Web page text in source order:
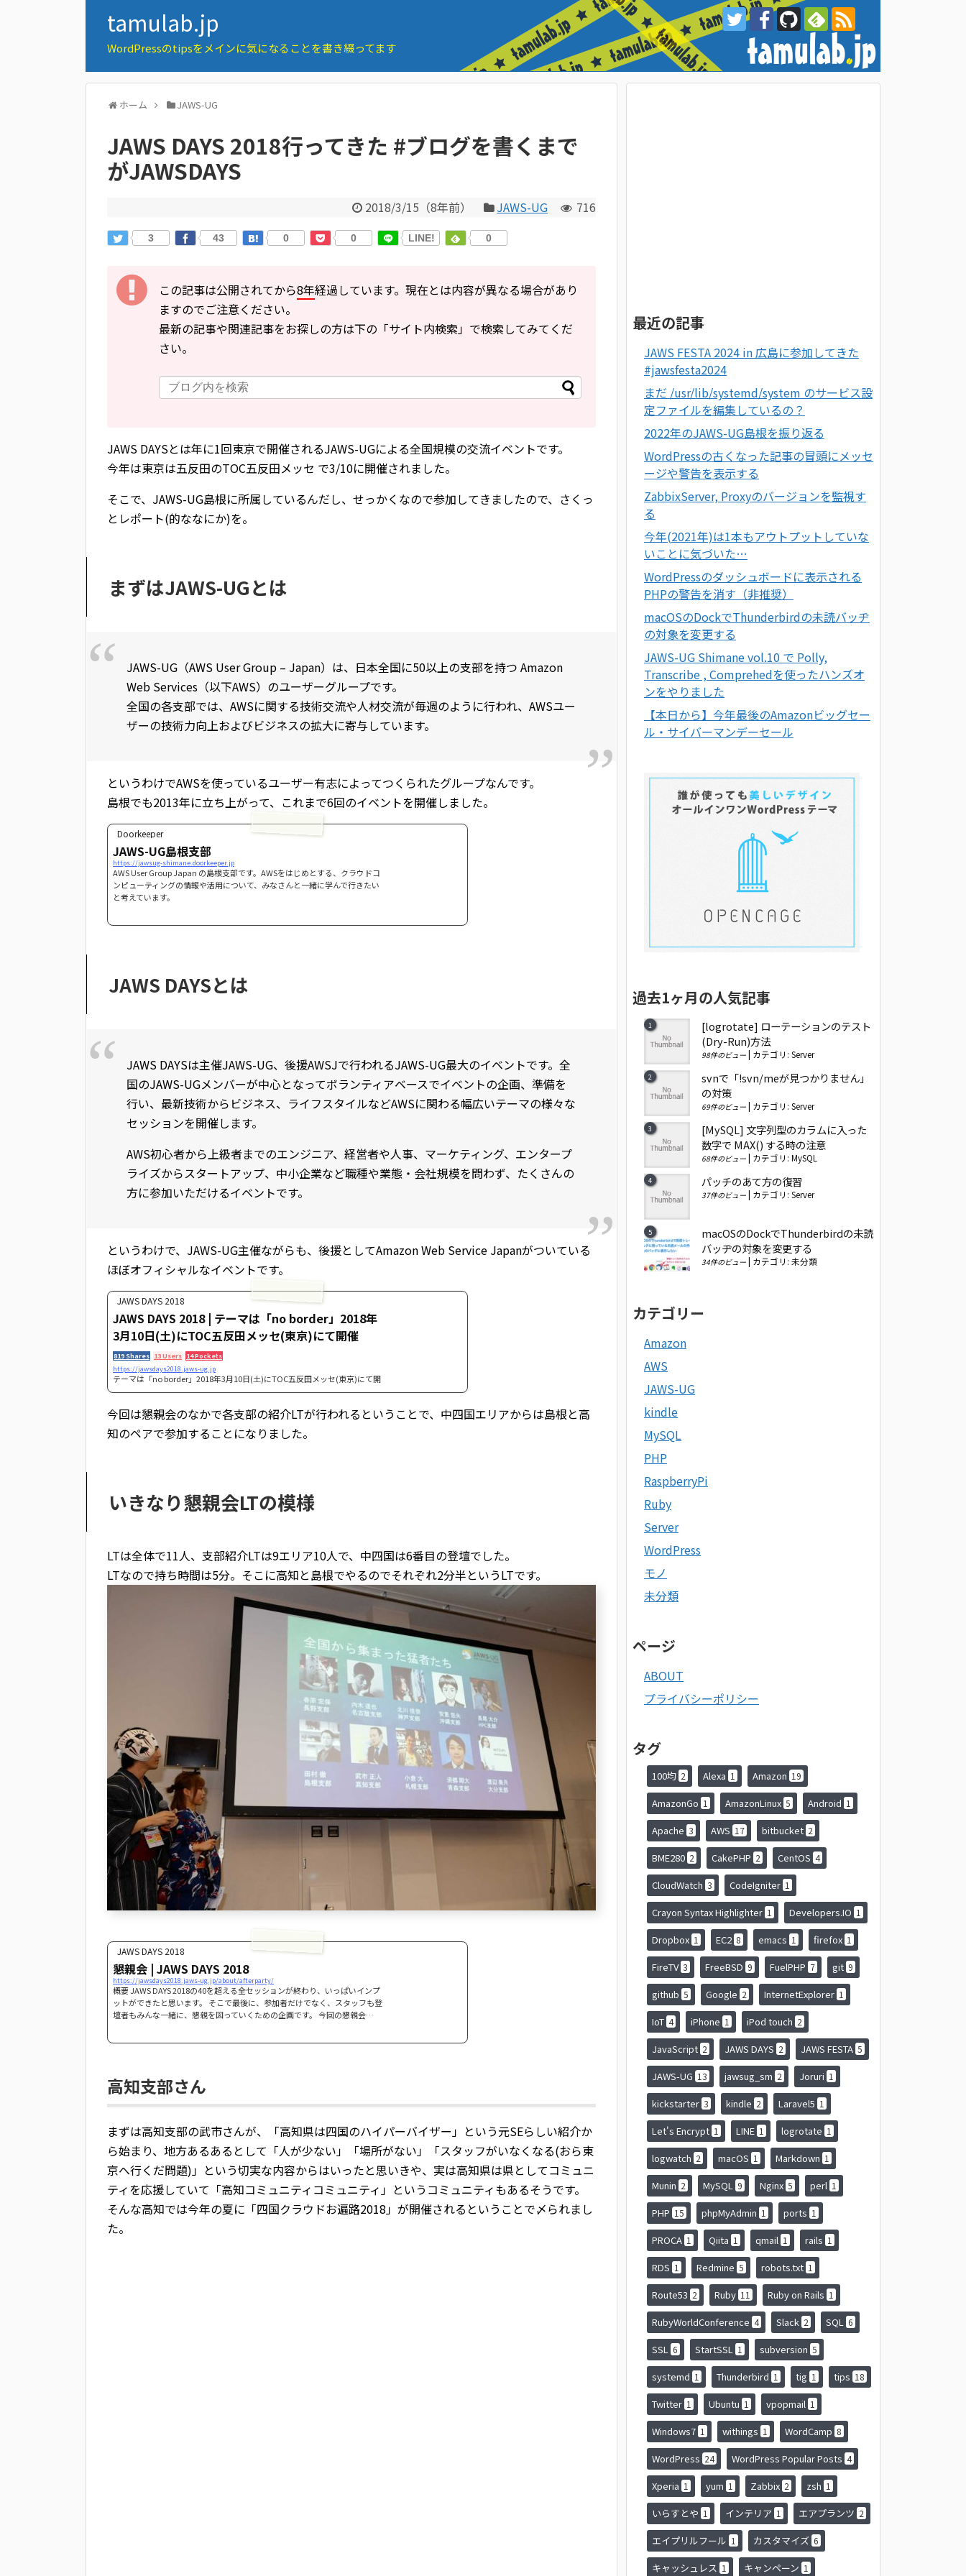
tamulab.jp
WordPressのtipsをメインに気になることを書き綴ってます
ホーム JAWS-UG
JAWS DAYS 2018行ってきた #ブログを書くまで
がJAWSDAYS
2018/3/15 （8年前） JAWS-UG 716
3 43 0 0 LINE! 0
この記事は公開されてから8年経過しています。現在とは内容が異なる場合があり
ますのでご注意ください。
最新の記事や関連記事をお探しの方は下の「サイト内検索」で検索してみてくだ
さい。
JAWS DAYSとは年に1回東京で開催されるJAWS-UGによる全国規模の交流イベントです。
今年は東京は五反田のTOC五反田メッセ で3/10に開催されました。
そこで、JAWS-UG島根に所属しているんだし、せっかくなので参加してきましたので、さくっ
とレポート(的ななにか)を。
まずはJAWS-UGとは
JAWS-UG（AWS User Group – Japan）は、日本全国に50以上の支部を持つ Amazon
Web Services（以下AWS）のユーザーグループです。
全国の各支部では、AWSに関する技術交流や人材交流が毎週のように行われ、AWSユー
ザーの技術力向上およびビジネスの拡大に寄与しています。
というわけでAWSを使っているユーザー有志によってつくられたグループなんです。
島根でも2013年に立ち上がって、これまで6回のイベントを開催しました。
Doorkeeper
JAWS-UG島根支部
https://jawsug-shimane.doorkeeper.jp
AWS User Group Japan の島根支部です。AWSをはじめとする、クラウドコ
ンピューティングの情報や活用について、みなさんと一緒に学んで行きたい
と考えています。
JAWS DAYSとは
JAWS DAYSは主催JAWS-UG、後援AWSJで行われるJAWS-UG最大のイベントです。全
国のJAWS-UGメンバーが中心となってボランティアベースでイベントの企画、準備を
行い、最新技術からビジネス、ライフスタイルなどAWSに関わる幅広いテーマの様々な
セッションを開催します。
AWS初心者から上級者までのエンジニア、経営者や人事、マーケティング、エンタープ
ライズからスタートアップ、中小企業など職種や業態・会社規模を問わず、たくさんの
方に参加いただけるイベントです。
というわけで、JAWS-UG主催ながらも、後援としてAmazon Web Service Japanがついている
ほぼオフィシャルなイベントです。
JAWS DAYS 2018
JAWS DAYS 2018 | テーマは「no border」2018年
3月10日(土)にTOC五反田メッセ(東京)にて開催
819 Shares 13 Users 14 Pockets
https://jawsdays2018.jaws-ug.jp
テーマは「no border」2018年3月10日(土)にTOC五反田メッセ(東京)にて開
催
今回は懇親会のなかで各支部の紹介LTが行われるということで、中四国エリアからは島根と高
知のペアで参加することになりました。
いきなり懇親会LTの模様
LTは全体で11人、支部紹介LTは9エリア10人で、中四国は6番目の登壇でした。
LTなので持ち時間は5分。そこに高知と島根でやるのでそれぞれ2分半というLTです。
JAWS DAYS 2018
懇親会 | JAWS DAYS 2018
https://jawsdays2018.jaws-ug.jp/about/afterparty/
概要 JAWS DAYS 2018の40を超える全セッションが終わり、いっぱいインプ
ットができたと思います。 そこで最後に、参加者だけでなく、スタッフも登
壇者もみんな一緒に、懇親を図っていくための企画です。 今回の懇親会…
高知支部さん
まずは高知支部の武市さんが、「高知県は四国のハイパーバイザー」という元SEらしい紹介か
ら始まり、地方あるあるとして「人が少ない」「場所がない」「スタッフがいなくなる(おら東
京へ行くだ問題)」という切実な内容からはいったと思いきや、実は高知県は県としてコミュニ
ティを応援していて「高知コミュニティコミュニティ」というコミュニティもあるそうです。
そんな高知では今年の夏に「四国クラウドお遍路2018」が開催されるということで〆られまし
た。
最近の記事
JAWS FESTA 2024 in 広島に参加してきた
#jawsfesta2024
まだ /usr/lib/systemd/system のサービス設
定ファイルを編集しているの？
2022年のJAWS-UG島根を振り返る
WordPressの古くなった記事の冒頭にメッセ
ージや警告を表示する
ZabbixServer, Proxyのバージョンを監視す
る
今年(2021年)は1本もアウトプットしていな
いことに気づいた…
WordPressのダッシュボードに表示される
PHPの警告を消す（非推奨）
macOSのDockでThunderbirdの未読バッヂ
の対象を変更する
JAWS-UG Shimane vol.10 で Polly,
Transcribe , Comprehedを使ったハンズオ
ンをやりました
【本日から】今年最後のAmazonビッグセー
ル・サイバーマンデーセール
過去1ヶ月の人気記事
[logrotate] ローテーションのテスト
(Dry-Run)方法
98件のビュー カテゴリ: Server
svnで「!svn/meが見つかりません」
の対策
69件のビュー カテゴリ: Server
[MySQL] 文字列型のカラムに入った
数字で MAX() する時の注意
68件のビュー カテゴリ: MySQL
パッチのあて方の復習
37件のビュー カテゴリ: Server
macOSのDockでThunderbirdの未読
バッヂの対象を変更する
34件のビュー カテゴリ: 未分類
カテゴリー
Amazon
AWS
JAWS-UG
kindle
MySQL
PHP
RaspberryPi
Ruby
Server
WordPress
モノ
未分類
ページ
ABOUT
プライバシーポリシー
タグ
100均 2 Alexa 1 Amazon 19
AmazonGo 1 AmazonLinux 5 Android 1
Apache 3 AWS 17 bitbucket 2
BME280 2 CakePHP 2 CentOS 4
CloudWatch 3 CodeIgniter 1
Crayon Syntax Highlighter 1 Developers.IO 1
Dropbox 1 EC2 8 emacs 1 firefox 1
FireTV 3 FreeBSD 9 FuelPHP 7 git 9
github 5 Google 2 InternetExplorer 1
IoT 4 iPhone 1 iPod touch 2
JavaScript 2 JAWS DAYS 2 JAWS FESTA 5
JAWS-UG 13 jawsug_sm 2 Joruri 1
kickstarter 3 kindle 2 Laravel5 1
Let's Encrypt 1 LINE 1 logrotate 1
logwatch 2 macOS 1 Markdown 1
Munin 2 MySQL 9 Nginx 5 perl 1
PHP 15 phpMyAdmin 1 ports 1
PROCA 1 Qiita 1 qmail 1 rails 1
RDS 1 Redmine 5 robots.txt 1
Route53 2 Ruby 11 Ruby on Rails 1
RubyWorldConference 4 Slack 2 SQL 6
SSL 6 StartSSL 1 subversion 5
systemd 1 Thunderbird 1 tig 1 tips 18
Twitter 1 Ubuntu 1 vpopmail 1
Windows7 1 withings 1 WordCamp 8
WordPress 24 WordPress Popular Posts 4
Xperia 1 yum 1 Zabbix 2 zsh 1
いらすとや 1 インテリア 1 エアプランツ 2
エイプリルフール 1 カスタマイズ 6
キャッシュレス 1 キャンペーン 1